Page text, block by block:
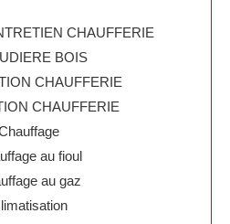
CHAUFFERIE
BOIS
CHAUFFERIE
CHAUFFERIE
au fioul
au gaz